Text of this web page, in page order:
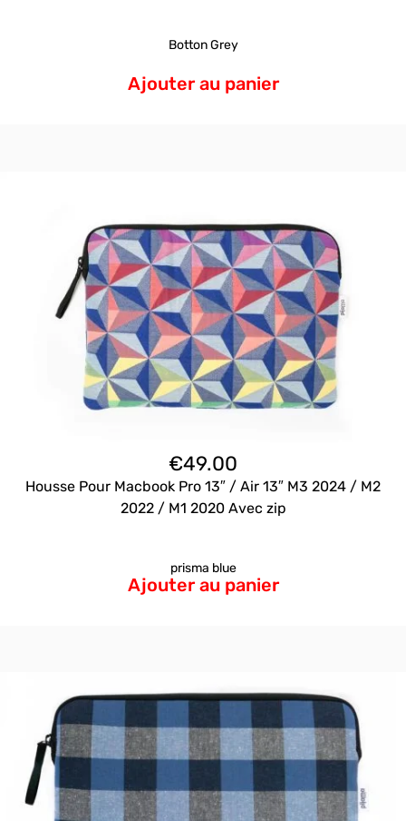
Botton Grey
Ajouter au panier
€49.00
Housse Pour Macbook Pro 13″ / Air 13″ M3 2024 / M2
2022 / M1 2020 Avec zip
prisma blue
Ajouter au panier